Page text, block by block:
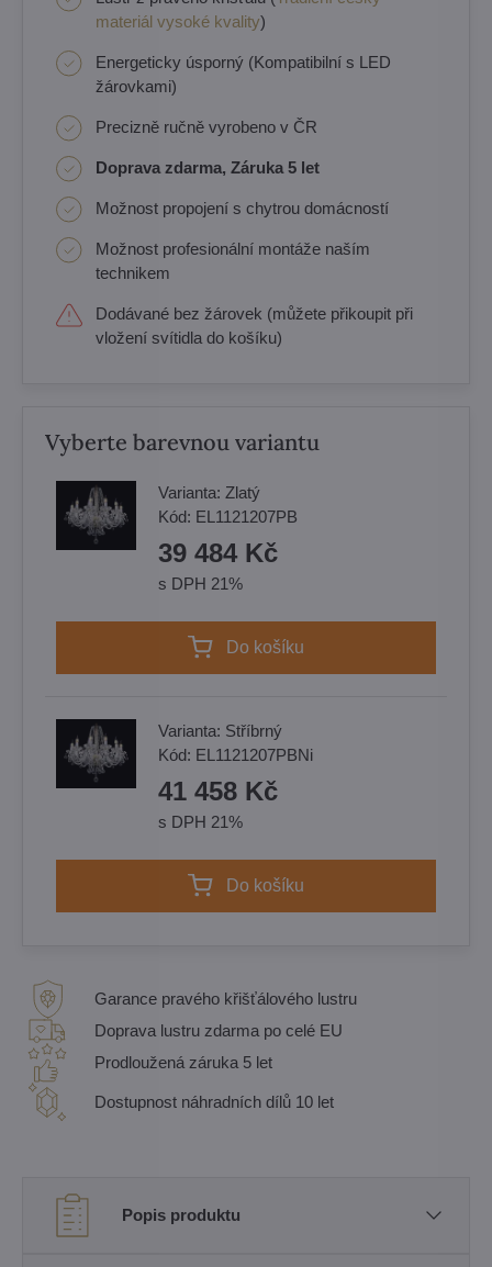
materiál vysoké kvality)
Energeticky úsporný (Kompatibilní s LED
žárovkami)
Precizně ručně vyrobeno v ČR
Doprava zdarma, Záruka 5 let
Možnost propojení s chytrou domácností
Možnost profesionální montáže naším
technikem
Dodávané bez žárovek (můžete přikoupit při
vložení svítidla do košíku)
Vyberte barevnou variantu
Varianta: Zlatý
Kód: EL1121207PB
39 484 Kč
s DPH 21%
Do košíku
Varianta: Stříbrný
Kód: EL1121207PBNi
41 458 Kč
s DPH 21%
Do košíku
Garance pravého křišťálového lustru
Doprava lustru zdarma po celé EU
Prodloužená záruka 5 let
Dostupnost náhradních dílů 10 let
Popis produktu